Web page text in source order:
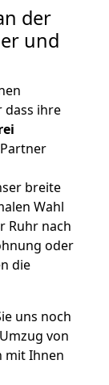
der
und
dass ihre
breite
Wahl
Ruhr nach
oder
die
uns noch
von
mit Ihnen